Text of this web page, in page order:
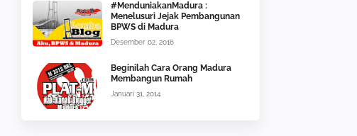
#MenduniakanMadura :
Menelusuri Jejak Pembangunan
BPWS di Madura
Desember 02, 2016
Beginilah Cara Orang Madura
Membangun Rumah
Januari 31, 2014